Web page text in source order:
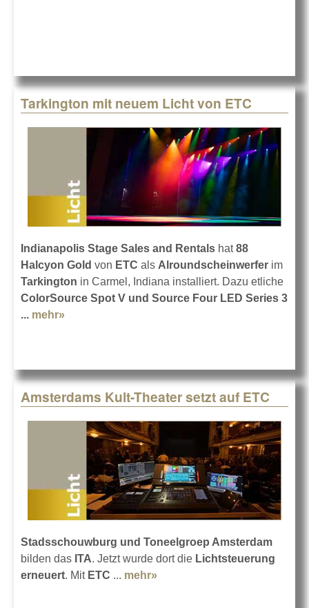
Tarkington mit neuem Licht von ETC
Indianapolis Stage Sales and Rentals hat88
Halcyon Gold von ETC als Alroundscheinwerfer im
Tarkington in Carmel, Indiana installiert. Dazu etliche
ColorSource Spot V und Source Four LED Series 3
... mehr»
Amsterdams Kult-Theater setzt auf ETC
Stadsschouwburg und Toneelgroep Amsterdam
bilden das ITA. Jetzt wurde dort die Lichtsteuerung
erneuert. Mit ETC ... mehr»